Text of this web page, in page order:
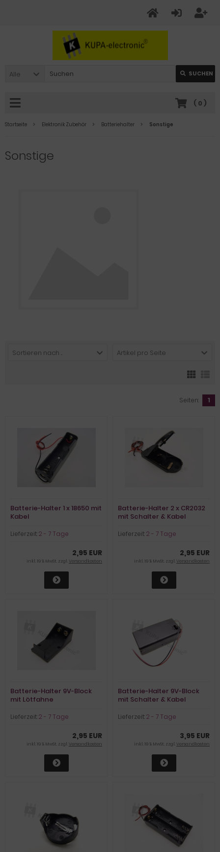
Alle SUCHEN
( 0 )
Startseite Elektronik Zubehör Batteriehalter Sonstige
Sonstige
Sortieren nach ... Artikel pro Seite
Seiten: 1
Batterie-Halter 1 x 18650 mit
Kabel
Lieferzeit:2 - 7 Tage
2,95 EUR
inkl. 19 % MwSt. zzgl.Versandkosten
Batterie-Halter 2 x CR2032
mit Schalter & Kabel
Lieferzeit:2 - 7 Tage
2,95 EUR
inkl. 19 % MwSt. zzgl.Versandkosten
Batterie-Halter 9V-Block
mit Lötfahne
Lieferzeit:2 - 7 Tage
2,95 EUR
inkl. 19 % MwSt. zzgl.Versandkosten
Batterie-Halter 9V-Block
mit Schalter & Kabel
Lieferzeit:2 - 7 Tage
3,95 EUR
inkl. 19 % MwSt. zzgl.Versandkosten